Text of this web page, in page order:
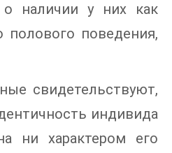
наличии у них как
полового поведения,
свидетельствуют,
индивида
ни характером его